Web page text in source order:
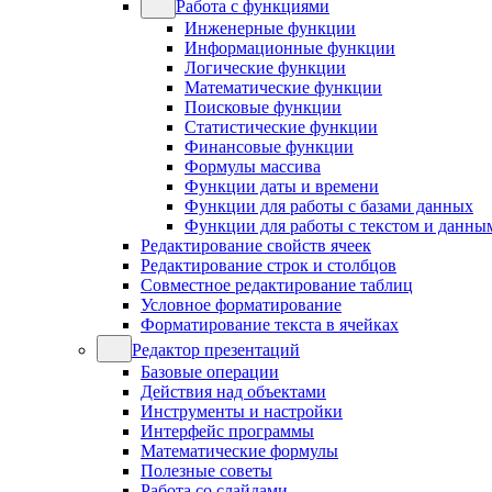
Работа с функциями
Инженерные функции
Информационные функции
Логические функции
Математические функции
Поисковые функции
Статистические функции
Финансовые функции
Формулы массива
Функции даты и времени
Функции для работы с базами данных
Функции для работы с текстом и
Редактирование свойств ячеек
Редактирование строк и столбцов
Совместное редактирование таблиц
Условное форматирование
Форматирование текста в ячейках
Редактор презентаций
Базовые операции
Действия над объектами
Инструменты и настройки
Интерфейс программы
Математические формулы
Полезные советы